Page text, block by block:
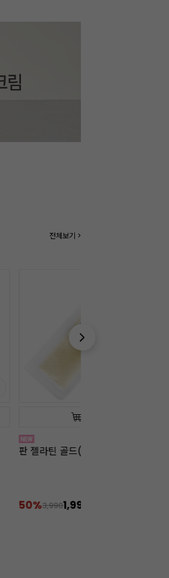
전체보기 >
판 젤라틴 골드(10장/약20g/소)
50%3,9901,990원